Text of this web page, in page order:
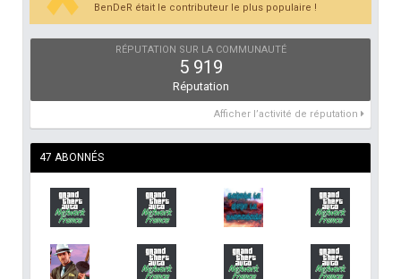
BenDeR était le contributeur le plus populaire !
RÉPUTATION SUR LA COMMUNAUTÉ
5 919
Réputation
Afficher l’activité de réputation
47 ABONNÉS